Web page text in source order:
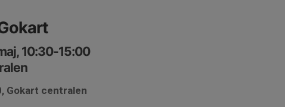
10:30-15:00
Gokart centralen